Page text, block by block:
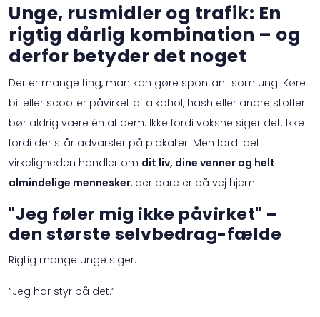
Unge, rusmidler og trafik: En
rigtig dårlig kombination – og
derfor betyder det noget
Der er mange ting, man kan gøre spontant som ung. Køre
bil eller scooter påvirket af alkohol, hash eller andre stoffer
bør aldrig være én af dem. Ikke fordi voksne siger det. Ikke
fordi der står advarsler på plakater. Men fordi det i
virkeligheden handler om dit liv, dine venner og helt
almindelige mennesker, der bare er på vej hjem.
"Jeg føler mig ikke påvirket" –
den største selvbedrag-fælde
Rigtig mange unge siger:
“Jeg har styr på det.”